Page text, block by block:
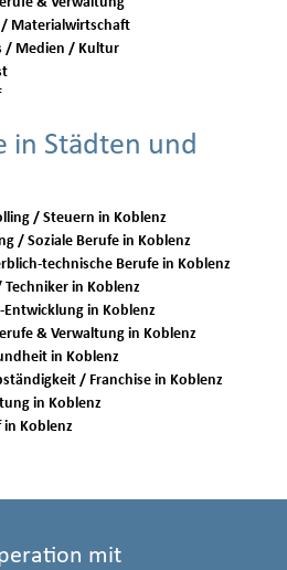
/ Materialwirtschaft
/ Medien / Kultur
in Städten und
Jobs für Finanzen / Controlling / Steuern in Koblenz
Jobs für Bildung / Erziehung / Soziale Berufe in Koblenz
Jobs für Handwerk / gewerblich-technische Berufe in Koblenz
Jobs für Ingenieurberufe / Techniker in Koblenz
Jobs für IT / TK / Software-Entwicklung in Koblenz
Jobs für Kaufmännische Berufe & Verwaltung in Koblenz
Jobs für Medizin und Gesundheit in Koblenz
Jobs für Freiberufler / Selbständigkeit / Franchise in Koblenz
Jobs für Consulting / Beratung in Koblenz
Jobs für Vertrieb / Verkauf in Koblenz
mit